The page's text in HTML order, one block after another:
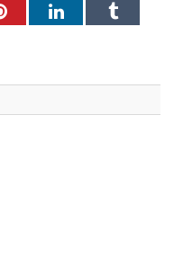
PinterestLinkedInTumblr